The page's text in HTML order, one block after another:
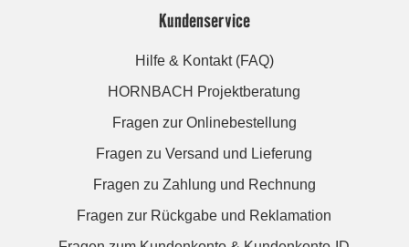
Kundenservice
Hilfe & Kontakt (FAQ)
HORNBACH Projektberatung
Fragen zur Onlinebestellung
Fragen zu Versand und Lieferung
Fragen zu Zahlung und Rechnung
Fragen zur Rückgabe und Reklamation